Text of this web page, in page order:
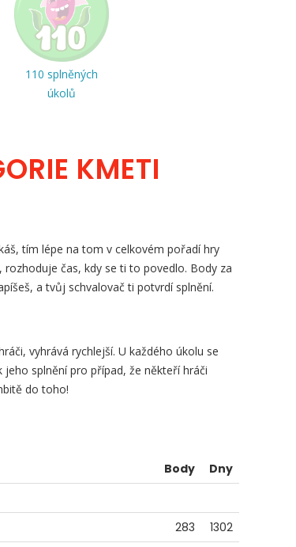
110 splněných
úkolů
KMETI
tím lépe na tom v celkovém pořadí hry
čas, kdy se ti to povedlo. Body za
a tvůj schvalovač ti potvrdí splnění.
vyhrává rychlejší. U každého úkolu se
splnění pro případ, že někteří hráči
do toho!
Body
Dny
283
1302